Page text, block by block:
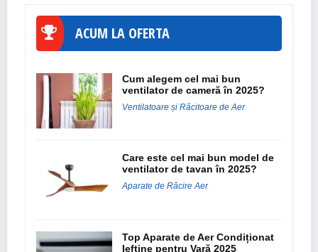
ACUM LA OFERTA
Cum alegem cel mai bun
ventilator de cameră în 2025?
Ventilatoare și Răcitoare de Aer
Care este cel mai bun model de
ventilator de tavan în 2025?
Aparate de Răcire Aer
Top Aparate de Aer Condiționat
Ieftine pentru Vară 2025